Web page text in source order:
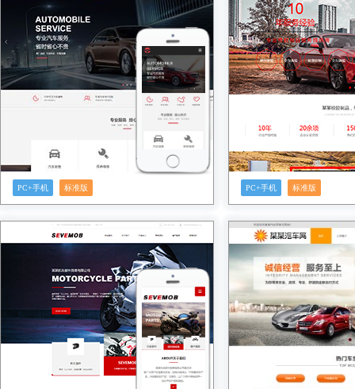
PC+手机 标准版 PC+手机 标准版
预览 预览